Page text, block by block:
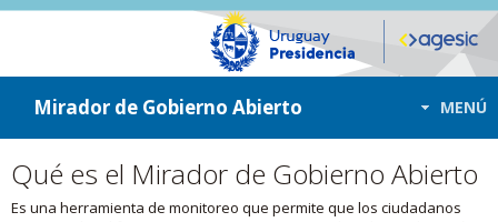
ir a contenido
ir al menú
Mirador de Gobierno Abierto MENÚ
Qué es el Mirador de Gobierno Abierto
Es una herramienta de monitoreo que permite que los ciudadanos